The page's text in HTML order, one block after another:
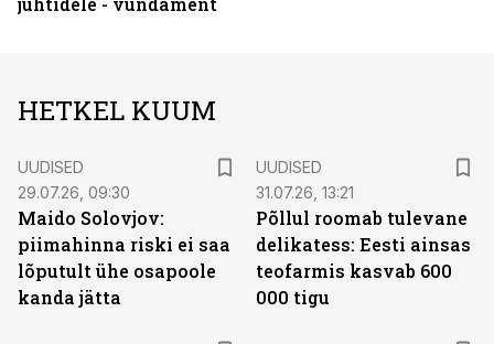
HETKEL KUUM
UUDISED
29.07.26, 09:30
Maido Solovjov:
piimahinna riski ei saa
lõputult ühe osapoole
kanda jätta
UUDISED
31.07.26, 13:21
Põllul roomab tulevane
delikatess: Eesti ainsas
teofarmis kasvab 600
000 tigu